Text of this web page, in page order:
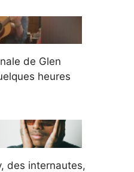
de Glen
heures
des internautes,